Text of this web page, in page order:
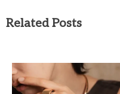
Related Posts